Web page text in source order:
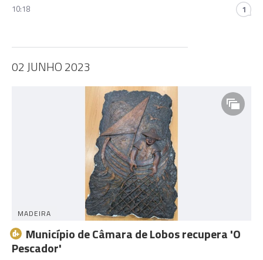
10:18 1
02 JUNHO 2023
MADEIRA
Município de Câmara de Lobos recupera 'O
Pescador'